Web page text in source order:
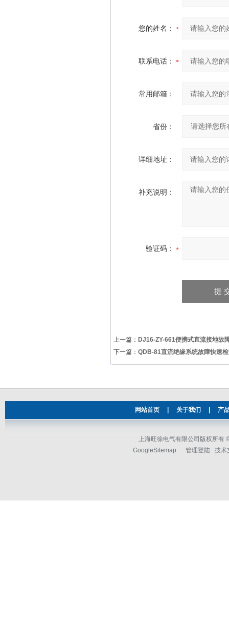
您的姓名：
联系电话：
常用邮箱：
省份：
详细地址：
补充说明：
验证码：
上一篇： DJ16-ZY-661便携式直流接地故
下一篇： QDB-81直流绝缘系统故障快速
网站首页 关于我们 产
上海旺徐电气有限公司版权所有
GoogleSitemap
管理登陆 技术